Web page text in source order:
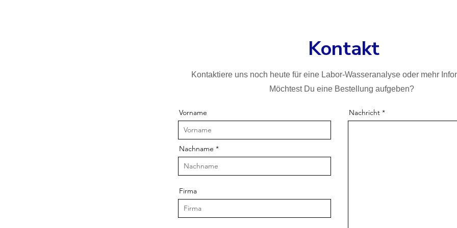
Kontakt
Kontaktiere uns noch heute für eine Labor-Wasseranalyse oder mehr
Möchtest Du eine Bestellung aufgeben?
Vorname
Nachname
Firma
Nachricht